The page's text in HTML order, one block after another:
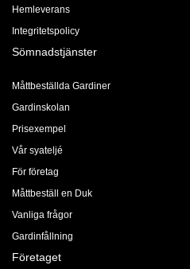
Hemleverans
Integritetspolicy
Sömnadstjänster
Måttbeställda Gardiner
Gardinskolan
Prisexempel
Vår syateljé
För företag
Måttbeställ en Duk
Vanliga frågor
Gardinfållning
Företaget